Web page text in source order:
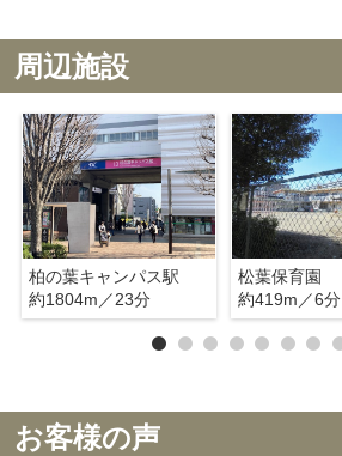
周辺施設
柏の葉キャンパス駅
約1804m／23分
松葉保育園
約419m／6分
お客様の声